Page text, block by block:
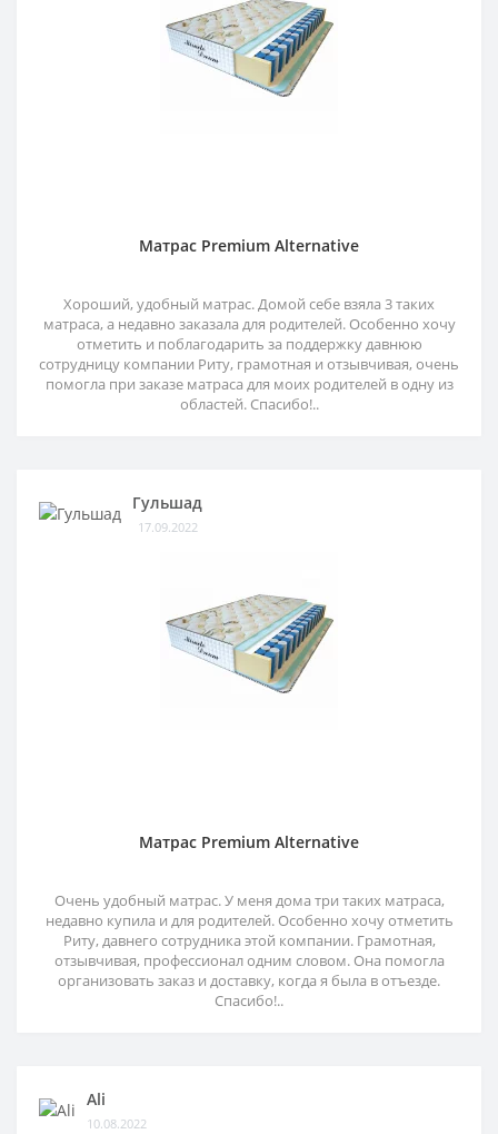
Матрас Premium Alternative
Хороший, удобный матрас. Домой себе взяла 3 таких
матраса, а недавно заказала для родителей. Особенно хочу
отметить и поблагодарить за поддержку давнюю
сотрудницу компании Риту, грамотная и отзывчивая, очень
помогла при заказе матраса для моих родителей в одну из
областей. Спасибо!..
Гульшад
17.09.2022
Матрас Premium Alternative
Очень удобный матрас. У меня дома три таких матраса,
недавно купила и для родителей. Особенно хочу отметить
Риту, давнего сотрудника этой компании. Грамотная,
отзывчивая, профессионал одним словом. Она помогла
организовать заказ и доставку, когда я была в отъезде.
Спасибо!..
Ali
10.08.2022